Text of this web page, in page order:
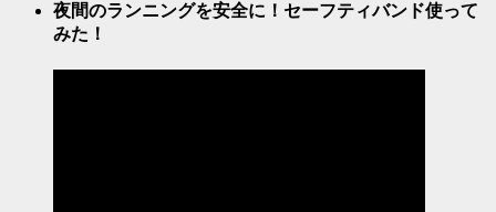
夜間のランニングを安全に！セーフティバンド使って
みた！